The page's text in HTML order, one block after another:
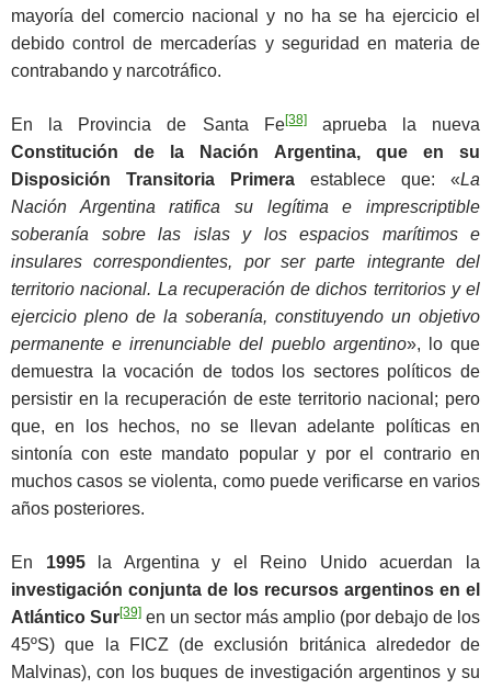
mayoría del comercio nacional y no ha se ha ejercicio el
debido control de mercaderías y seguridad en materia de
contrabando y narcotráfico.
En la Provincia de Santa Fe[38]aprueba la nueva
Constitución de la Nación Argentina, que en su
Disposición Transitoria Primera establece que: «La
Nación Argentina ratifica su legítima e imprescriptible
soberanía sobre las islas y los espacios marítimos e
insulares correspondientes, por ser parte integrante del
territorio nacional. La recuperación de dichos territorios y el
ejercicio pleno de la soberanía, constituyendo un objetivo
permanente e irrenunciable del pueblo argentino», lo que
demuestra la vocación de todos los sectores políticos de
persistir en la recuperación de este territorio nacional; pero
que, en los hechos, no se llevan adelante políticas en
sintonía con este mandato popular y por el contrario en
muchos casos se violenta, como puede verificarse en varios
años posteriores.
En 1995la Argentina y el Reino Unido acuerdan la
investigación conjunta de los recursos argentinos en el
Atlántico Sur[39] en un sector más amplio (por debajo de los
45ºS) que la FICZ (de exclusión británica alrededor de
Malvinas), con los buques de investigación argentinos y su